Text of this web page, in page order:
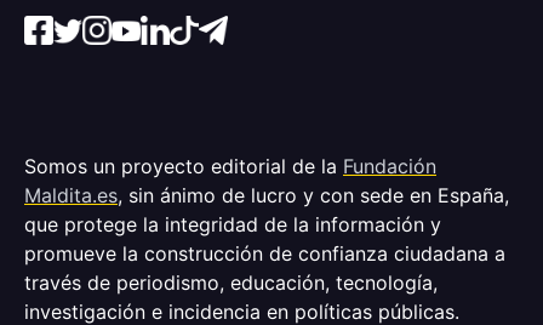
Somos un proyecto editorial de la Fundación
Maldita.es, sin ánimo de lucro y con sede en España,
que protege la integridad de la información y
promueve la construcción de confianza ciudadana a
través de periodismo, educación, tecnología,
investigación e incidencia en políticas públicas.